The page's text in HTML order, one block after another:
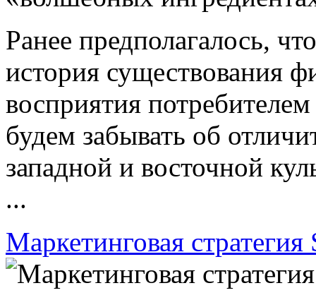
Ранее предполагалось,
история существования
восприятия
будем забывать об
западной и восточной
...
Маркетинговая